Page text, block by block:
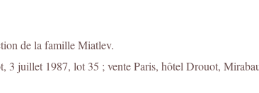
de la famille Miatlev.
juillet 1987, lot 35 ; vente Paris, hôtel Drouot,